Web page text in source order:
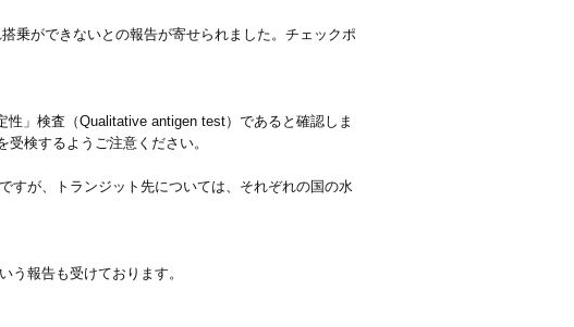
乗ができないとの報告が寄せられました。チェックポ
」検査（Qualitative antigen test）であると確認しま
検するようご注意ください。
すが、トランジット先については、それぞれの国の水
う報告も受けております。